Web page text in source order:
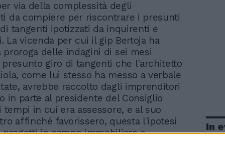
via della complessità degli
da compiere per riscontrare i presunti
tangenti ipotizzati da inquirenti e
La vicenda per cui il gip Bertoja ha
proroga delle indagini di sei mesi
presunto giro di tangenti che l'architetto
come lui stesso ha messo a verbale
avrebbe raccolto dagli imprenditori
in parte al presidente del Consiglio
tempi in cui era assessore, e al suo
affinché favorissero, questa l'ipotesi
progetti in campo immobiliare e
In